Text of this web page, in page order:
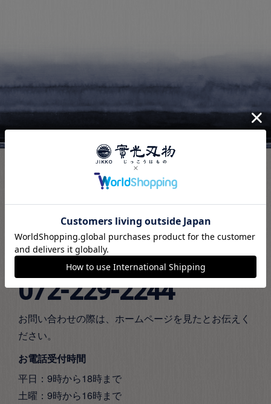
お電話でのお問い合わせ
072-229-2244
お問い合わせの際は、ホームページを見たとお伝えく
ださい。
お電話受付時間
平日：9時から18時まで
土曜：9時から16時まで